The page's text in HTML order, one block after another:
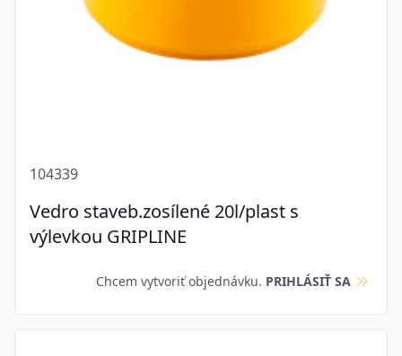
104339
Vedro staveb.zosílené 20l/plast s
výlevkou GRIPLINE
Chcem vytvoriť objednávku. PRIHLÁSIŤ SA